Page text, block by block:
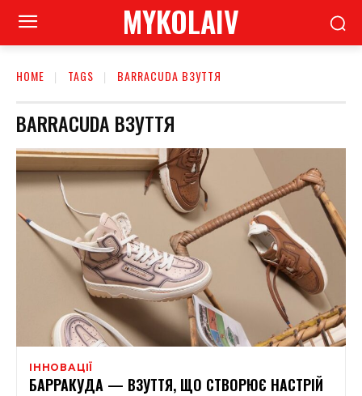
MYKOLAIV
HOME TAGS BARRACUDA ВЗУТТЯ
BARRACUDA ВЗУТТЯ
ІННОВАЦІЇ
БАРРАКУДА — ВЗУТТЯ, ЩО СТВОРЮЄ НАСТРІЙ